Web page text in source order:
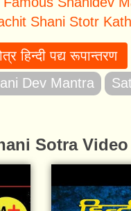
Shani Stotr
हिन्दी पद्य रूपान्तरण
Dev Mantra
Sotra Video